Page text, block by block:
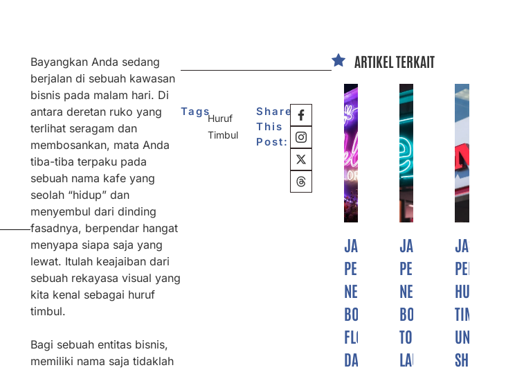
Bayangkan Anda sedang
berjalan di sebuah kawasan
bisnis pada malam hari. Di
antara deretan ruko yang
terlihat seragam dan
membosankan, mata Anda
tiba-tiba terpaku pada
sebuah nama kafe yang
seolah “hidup” dan
menyembul dari dinding
fasadnya, berpendar hangat
menyapa siapa saja yang
lewat. Itulah keajaiban dari
sebuah rekayasa visual yang
kita kenal sebagai huruf
timbul.
Bagi sebuah entitas bisnis,
memiliki nama saja tidaklah
Tags
Huruf
Timbul
Share
This
Post:
ARTIKEL TERKAIT
JASA
PEMBUATAN
NEON
BOX
FLORIST
DAN
JASA
PEMBUATAN
NEON
BOX
TOKO
LAUNDRY
JASA
HURUF
TIMBUL
UNTUK